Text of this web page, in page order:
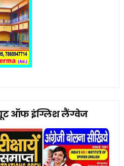
ऑफ इंग्लिश लैंग्वेज